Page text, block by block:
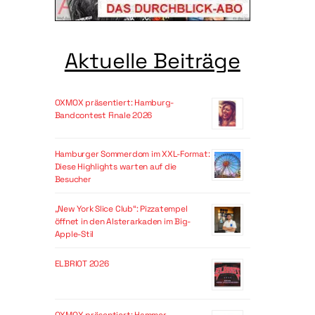
Aktuelle Beiträge
OXMOX präsentiert: Hamburg-
Bandcontest Finale 2026
Hamburger Sommerdom im XXL-Format:
Diese Highlights warten auf die
Besucher
„New York Slice Club“: Pizzatempel
öffnet in den Alsterarkaden im Big-
Apple-Stil
ELBRIOT 2026